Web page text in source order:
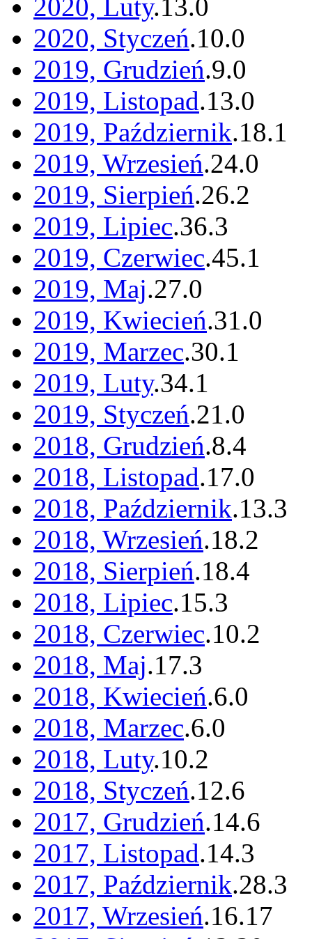
2020, Luty.13.0
2020, Styczeń.10.0
2019, Grudzień.9.0
2019, Listopad.13.0
2019, Październik.18.1
2019, Wrzesień.24.0
2019, Sierpień.26.2
2019, Lipiec.36.3
2019, Czerwiec.45.1
2019, Maj.27.0
2019, Kwiecień.31.0
2019, Marzec.30.1
2019, Luty.34.1
2019, Styczeń.21.0
2018, Grudzień.8.4
2018, Listopad.17.0
2018, Październik.13.3
2018, Wrzesień.18.2
2018, Sierpień.18.4
2018, Lipiec.15.3
2018, Czerwiec.10.2
2018, Maj.17.3
2018, Kwiecień.6.0
2018, Marzec.6.0
2018, Luty.10.2
2018, Styczeń.12.6
2017, Grudzień.14.6
2017, Listopad.14.3
2017, Październik.28.3
2017, Wrzesień.16.17